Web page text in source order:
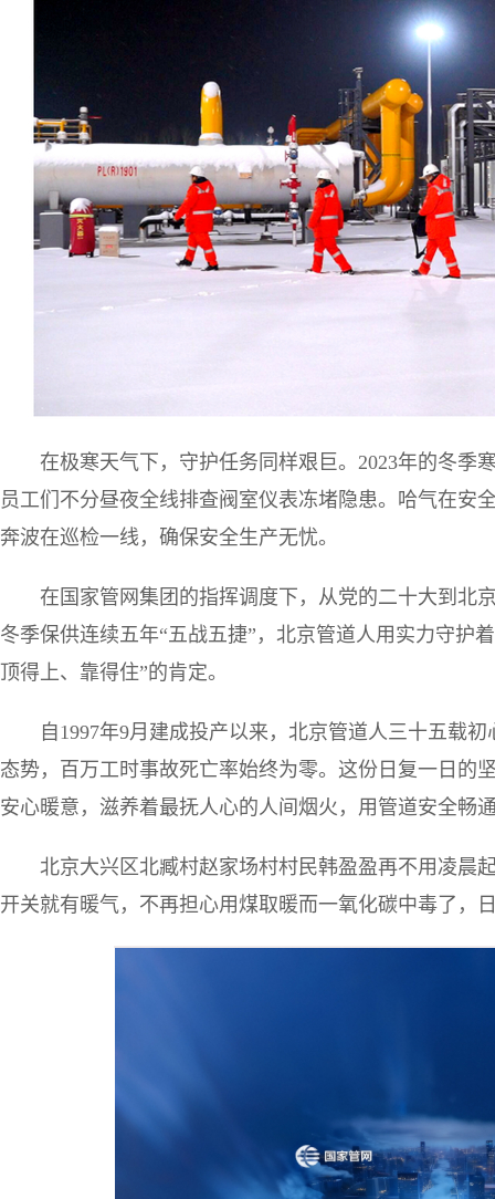
在极寒天气下，守护任务同样艰巨。2023年的冬
员工们不分昼夜全线排查阀室仪表冻堵隐患。哈气在安
奔波在巡检一线，确保安全生产无忧。
在国家管网集团的指挥调度下，从党的二十大到北
冬季保供连续五年“五战五捷”，北京管道人用实力守护
顶得上、靠得住”的肯定。
自1997年9月建成投产以来，北京管道人三十五载
态势，百万工时事故死亡率始终为零。这份日复一日的
安心暖意，滋养着最抚人心的人间烟火，用管道安全畅
北京大兴区北臧村赵家场村村民韩盈盈再不用凌晨
开关就有暖气，不再担心用煤取暖而一氧化碳中毒了，